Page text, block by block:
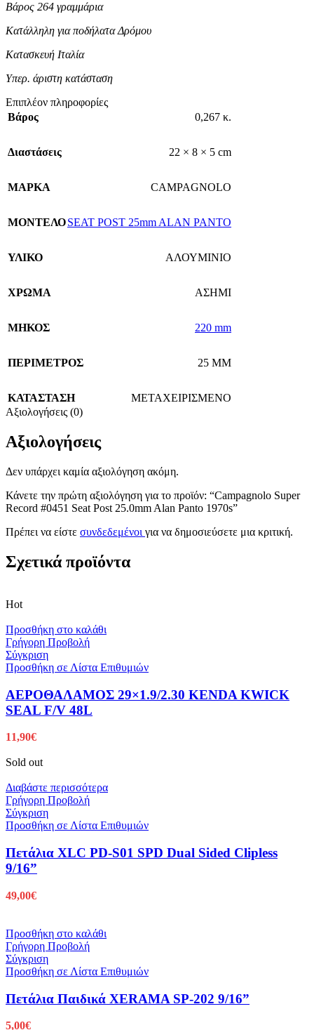
Βάρος 264 γραμμάρια
Κατάλληλη για ποδήλατα Δρόμου
Κατασκευή Ιταλία
Υπερ. άριστη κατάσταση
Επιπλέον πληροφορίες
Βάρος
0,267 κ.
Διαστάσεις 22 × 8 × 5 cm
ΜΑΡΚΑ CAMPAGNOLO
ΜΟΝΤΕΛΟSEAT POST 25mm ALAN PANTO
ΥΛΙΚΟ ΑΛΟΥΜΙΝΙΟ
ΧΡΩΜΑ ΑΣΗΜΙ
ΜΗΚΟΣ 220 mm
ΠΕΡΙΜΕΤΡΟΣ 25 MM
ΚΑΤΑΣΤΑΣΗ
ΜΕΤΑΧΕΙΡΙΣΜΕΝΟ
Αξιολογήσεις (0)
Αξιολογήσεις
Δεν υπάρχει καμία αξιολόγηση ακόμη.
Κάνετε την πρώτη αξιολόγηση για το προϊόν: “Campagnolo Super
Record #0451 Seat Post 25.0mm Alan Panto 1970s”
Πρέπει να είστε συνδεδεμένοι για να δημοσιεύσετε μια κριτική.
Σχετικά προϊόντα
Hot
Προσθήκη στο καλάθι
Γρήγορη Προβολή
Σύγκριση
Προσθήκη σε Λίστα Επιθυμιών
ΑΕΡΟΘΑΛΑΜΟΣ 29×1.9/2.30 KENDA KWICK
SEAL F/V 48L
11,90€
Sold out
Διαβάστε περισσότερα
Γρήγορη Προβολή
Σύγκριση
Προσθήκη σε Λίστα Επιθυμιών
Πετάλια XLC PD-S01 SPD Dual Sided Clipless
9/16”
49,00€
Προσθήκη στο καλάθι
Γρήγορη Προβολή
Σύγκριση
Προσθήκη σε Λίστα Επιθυμιών
Πετάλια Παιδικά XERAMA SP-202 9/16”
5,00€